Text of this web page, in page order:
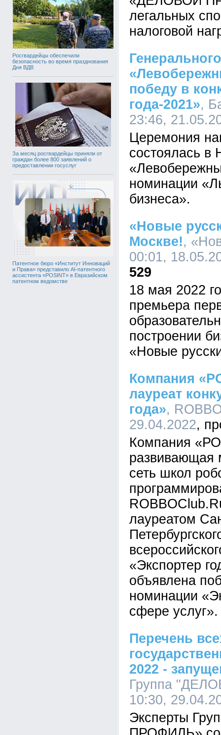
Росгвардейцы обеспечили
безопасность во время празднования
Дня ВДВ
За месяц росгвардейцы приняли от
граждан более 800 заявлений о
предоставлении госуслуг
Патентное бюро «Институт Инноваций
и Права» представило AI-патентного
ассистента «POSINT» в Евразийском
патентном ведомстве
легальных
налоговой
победу в
года-2021»,
23:46,
Церемония
состоялась в
номинации
бизнеса».
«Новые
Москве!,
00:01,
529
18 мая 2022
премьера
построении
«Новые
Компания
лауреат
года»,
29.04.2022
Компания
развивающая
сеть школ
лауреатом
«Экспортер
объявлена
номинации
сфере услуг».
Перечень
2022 -
Группа
10:30,
Эксперты